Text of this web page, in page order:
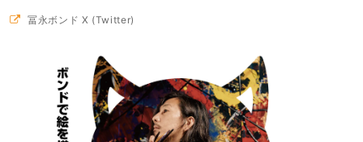
冨永ボンド X (Twitter)